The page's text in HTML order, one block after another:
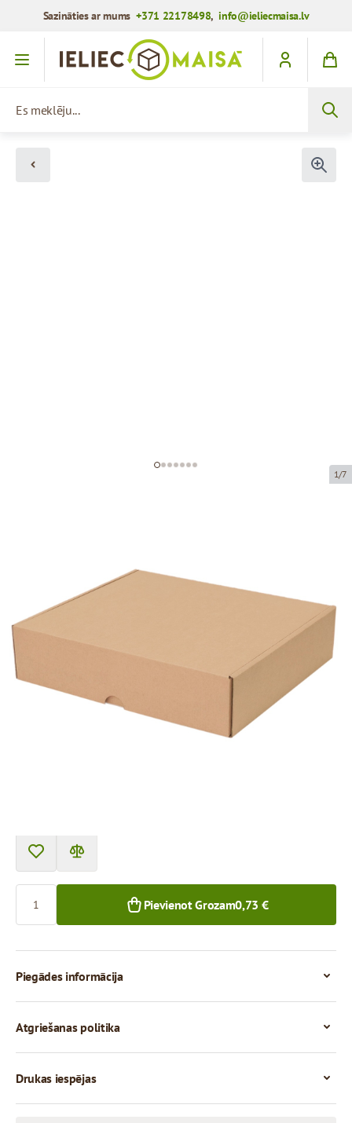
Sazināties ar mums+371 22178498,info@ieliecmaisa.lv
Iet uz saturu
1/7
K11
Izmērs:255 x 230 x 60 mm
brūna mikrogofra
Biezums:
Prece nav pieejama saņemšanai pakomātā.
Pievienot Grozam0,73 €
Piegādes informācija
Atgriešanas politika
Drukas iespējas